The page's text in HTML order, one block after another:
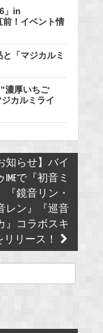
」in
！イベント情
「マジカルミ
濃厚いちご
カルミライ
知らせ】バイ
IMEで『初音ミ
『鏡音リン・
レン』『巡音
』コラボスキ
リリース！